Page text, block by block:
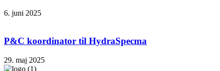
6. juni 2025
P&C koordinator til HydraSpecma
29. maj 2025